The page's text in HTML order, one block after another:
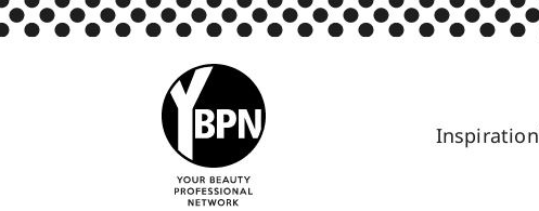
Inspiration